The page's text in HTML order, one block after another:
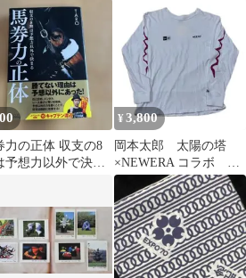
力の正体 収支の8
予想力以外で決ま
¥ 3,800
岡本太郎 太陽の塔
×NEWERA コラボ ロ
ンT Lサイズ